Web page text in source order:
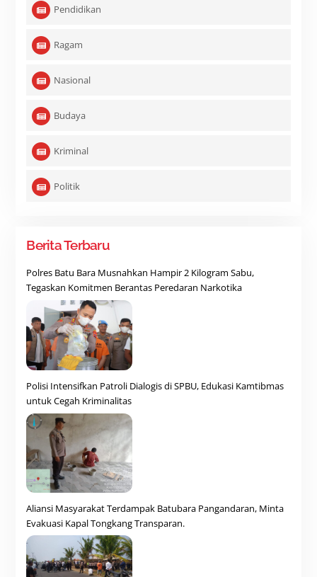
Pendidikan
Ragam
Nasional
Budaya
Kriminal
Politik
Berita Terbaru
Polres Batu Bara Musnahkan Hampir 2 Kilogram Sabu,
Tegaskan Komitmen Berantas Peredaran Narkotika
Polisi Intensifkan Patroli Dialogis di SPBU, Edukasi Kamtibmas
untuk Cegah Kriminalitas
Aliansi Masyarakat Terdampak Batubara Pangandaran, Minta
Evakuasi Kapal Tongkang Transparan.